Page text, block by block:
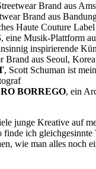
Brand aus
Brand aus
Haute Couture Label
, eine Musik-Plattform
inspirierende
Brand aus Seoul, Korea
, Scott Schuman ist
BORREGO, ein
junge Kreative auf
finde ich gleichgesinnte
wie man alles noch